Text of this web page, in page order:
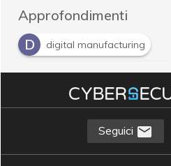
Approfondimenti
D
digital manufacturing
I Industrial Internet of
Seguici